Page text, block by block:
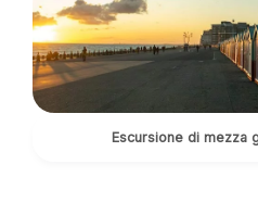
Escursione di mezza